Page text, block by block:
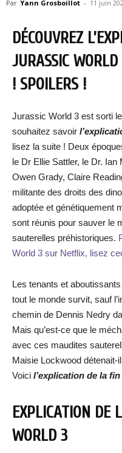
Par Yann Grosboillot - 11 juin
DÉCOUVREZ
JURASSIC
! SPOILERS !
Jurassic World 3 est sorti
souhaitez savoir
lisez la suite ! Deux
le Dr Ellie Sattler, le Dr.
Owen Grady, Claire
militante des droits des
adoptée et génétiquement
sont réunis pour sauver le
sauterelles préhistoriques.
World 3 sur Netflix, lisez
Les tenants et
tout le monde survit, sauf
chemin de Dennis Nedry
Mais qu’est-ce que le
avec ces maudites
Maisie Lockwood détenait-
Voici l’explication de la
EXPLICATION DE
WORLD 3